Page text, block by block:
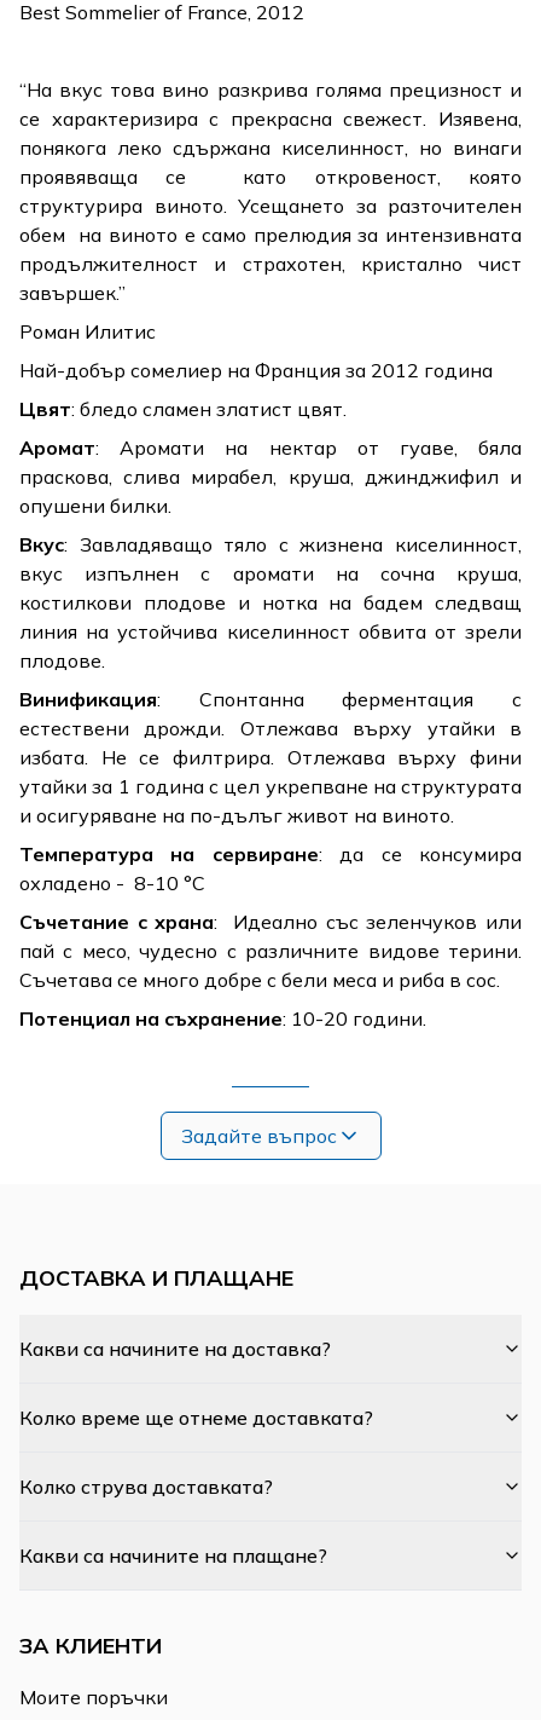
Best Sommelier of France, 2012
“На вкус това вино разкрива голяма прецизност и
се характеризира с прекрасна свежест. Изявена,
понякога леко сдържана киселинност, но винаги
проявяваща се като откровеност, която
структурира виното. Усещането за разточителен
обем на виното е само прелюдия за интензивната
продължителност и страхотен, кристално чист
завършек.”
Роман Илитис
Най-добър сомелиер на Франция за 2012 година
Цвят: бледо сламен златист цвят.
Аромат: Аромати на нектар от гуаве, бяла
праскова, слива мирабел, круша, джинджифил и
опушени билки.
Вкус: Завладяващо тяло с жизнена киселинност,
вкус изпълнен с аромати на сочна круша,
костилкови плодове и нотка на бадем следващ
линия на устойчива киселинност обвита от зрели
плодове.
Винификация: Спонтанна ферментация с
естествени дрожди. Отлежава върху утайки в
избата. Не се филтрира. Отлежава върху фини
утайки за 1 година с цел укрепване на структурата
и осигуряване на по-дълъг живот на виното.
Температура на сервиране: да се консумира
охладено - 8-10 °C
Съчетание с храна: Идеално със зеленчуков или
пай с месо, чудесно с различните видове терини.
Съчетава се много добре с бели меса и риба в сос.
Потенциал на съхранение: 10-20 години.
Задайте въпрос
ДОСТАВКА И ПЛАЩАНЕ
Какви са начините на доставка?
Колко време ще отнеме доставката?
Колко струва доставката?
Какви са начините на плащане?
ЗА КЛИЕНТИ
Моите поръчки